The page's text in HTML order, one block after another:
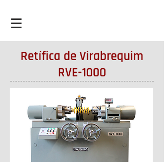
Retífica de Virabrequim
RVE-1000